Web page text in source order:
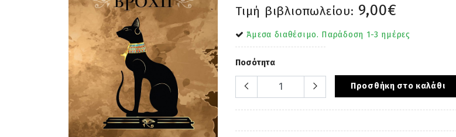
Τιμή βιβλιοπωλείου: 9,00€
Άμεσα διαθέσιμο. Παράδοση 1-3 ημέρες
Ποσότητα
Προσθήκη στο καλάθι